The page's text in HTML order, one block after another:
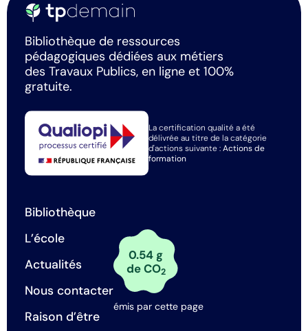
Bibliothèque de ressources
pédagogiques dédiées aux métiers
des Travaux Publics, en ligne et 100%
gratuite.
La certification qualité a été
délivrée au titre de la catégorie
d'actions suivante :Actions de
formation
Bibliothèque
L’école
Actualités
Nous contacter
Raison d’être
0.54 g
de CO2
émis par cette page